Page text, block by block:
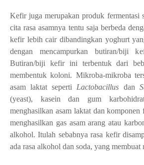
Kefir juga merupakan produk fermentasi
cita rasa asamnya tentu saja berbeda
kefir lebih cair dibandingkan yoghurt
dengan mencampurkan butiran/biji
Butiran/biji kefir ini terbentuk dari
membentuk koloni. Mikroba-mikroba
asam laktat seperti Lactobacillus dan
(yeast), kasein dan gum
menghasilkan asam laktat dan komponen
menghasilkan gas asam arang atau
alkohol. Itulah sebabnya rasa kefir
ada rasa alkohol dan soda, yang membuat